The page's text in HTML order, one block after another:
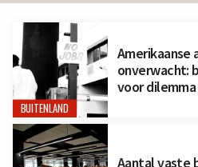
BUITENLAND
Amerikaanse
onverwacht:
voor dilemma
Aantal vaste